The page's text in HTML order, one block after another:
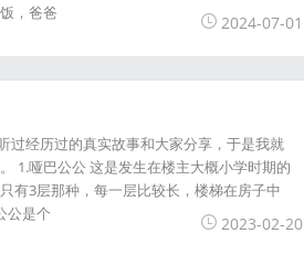
，爸爸
2024-07-01
过经历过的真实故事和大家分享，于是我就
1.哑巴公公 这是发生在楼主大概小学时期的
有3层那种，每一层比较长，楼梯在房子中
公是个
2023-02-20